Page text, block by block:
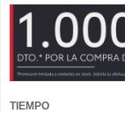
TIEMPO